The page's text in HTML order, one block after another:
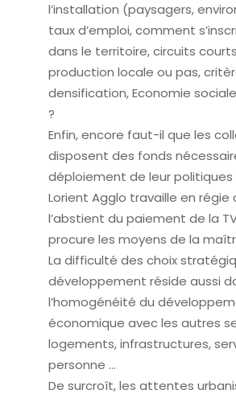
l’installation (paysagers,
taux d’emploi, comment
dans le territoire, circuits
production locale ou pas,
densification, Economie
?
Enfin, encore faut-il que les
disposent des fonds
déploiement de leur politiques
Lorient Agglo travaille en régie
l’abstient du paiement de la
procure les moyens de la
La difficulté des choix
développement réside aussi
l’homogénéité du
économique avec les autres
logements, infrastructures,
personne …
De surcroît, les attentes